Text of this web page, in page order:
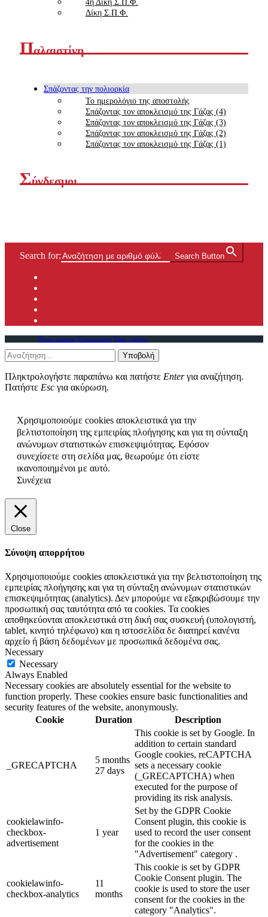
4η Δίκη Σ.Π.Φ.
Δίκη Σ.Π.Φ.
Παλαιστίνη
Σπάζοντας την πολιορκία
Το ημερολόγιο της αποστολής
Σπάζοντας τον αποκλεισμό της Γάζας (4)
Σπάζοντας τον αποκλεισμό της Γάζας (3)
Σπάζοντας τον αποκλεισμό της Γάζας (2)
Σπάζοντας τον αποκλεισμό της Γάζας (1)
Σύνδεσμοι
Search for: Search Button
Ποιοι είμαστε Επικοινωνία Όροι χρήσης
Υποβολή
Πληκτρολογήστε παραπάνω και πατήστε Enterγια αναζήτηση.
Πατήστε Esc για ακύρωση.
Χρησιμοποιούμε cookies αποκλειστικά για την
βελτιστοποίηση της εμπειρίας πλοήγησης και για τη σύνταξη
ανώνυμων στατιστικών επισκεψιμότητας. Εφόσον
συνεχίσετε στη σελίδα μας, θεωρούμε ότι είστε
ικανοποιημένοι με αυτό.
Συνέχεια
Close
Σύνοψη απορρήτου
Χρησιμοποιούμε cookies αποκλειστικά για την βελτιστοποίηση της
εμπειρίας πλοήγησης και για τη σύνταξη ανώνυμων στατιστικών
επισκεψιμότητας (analytics). Δεν μπορούμε να εξακριβώσουμε την
προσωπική σας ταυτότητα από τα cookies. Τα cookies
αποθηκεύονται αποκλειστικά στη δική σας συσκευή (υπολογιστή,
tablet, κινητό τηλέφωνο) και η ιστοσελίδα δε διατηρεί κανένα
αρχείο ή βάση δεδομένων με προσωπικά δεδομένα σας.
Necessary
Necessary
Always Enabled
Necessary cookies are absolutely essential for the website to
function properly. These cookies ensure basic functionalities and
security features of the website, anonymously.
Cookie
Duration Description
_GRECAPTCHA
5 months
27 days
This cookie is set by Google. In
addition to certain standard
Google cookies, reCAPTCHA
sets a necessary cookie
(_GRECAPTCHA) when
executed for the purpose of
providing its risk analysis.
cookielawinfo-
checkbox-
advertisement
1 year
Set by the GDPR Cookie
Consent plugin, this cookie is
used to record the user consent
for the cookies in the
"Advertisement" category .
cookielawinfo-
checkbox-analytics
11
months
This cookie is set by GDPR
Cookie Consent plugin. The
cookie is used to store the user
consent for the cookies in the
category "Analytics".